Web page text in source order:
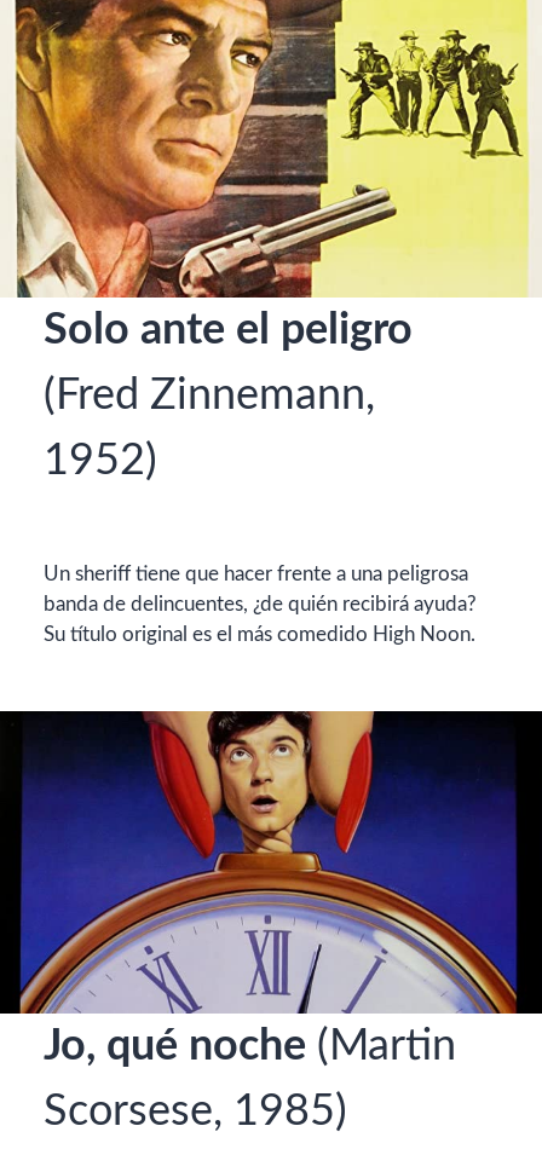
Solo ante el peligro
(Fred Zinnemann,
1952)
Un sheriff tiene que hacer frente a una peligrosa
banda de delincuentes, ¿de quién recibirá ayuda?
Su título original es el más comedido High Noon.
Jo, qué noche (Martin
Scorsese, 1985)